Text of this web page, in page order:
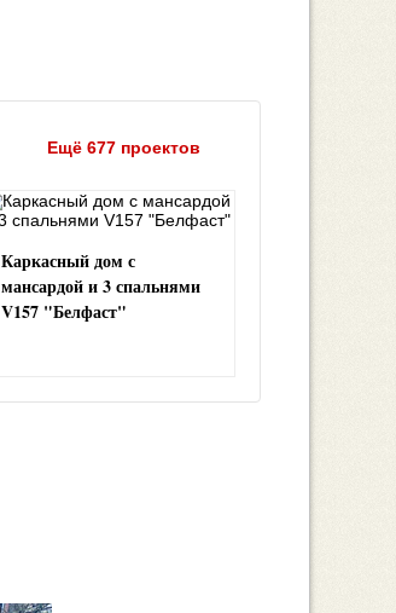
Ещё 677 проектов
Каркасный дом с
мансардой и 3 спальнями
V157 "Белфаст"